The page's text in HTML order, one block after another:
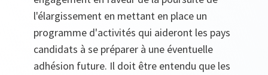
l'élargissement en mettant en place un
programme d'activités qui aideront les pays
candidats à se préparer à une éventuelle
adhésion future. Il doit être entendu que les